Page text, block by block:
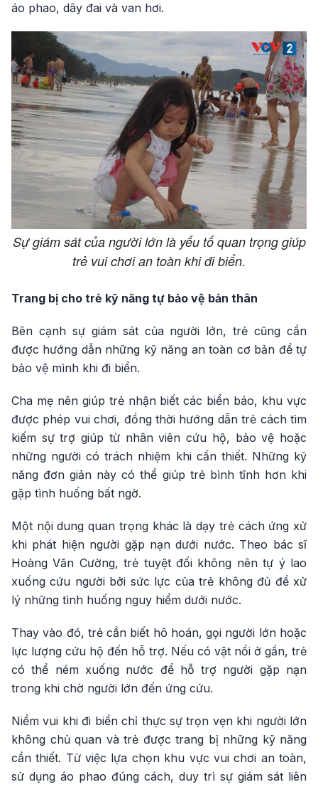
áo phao, dây đai và van hơi.
Sự giám sát của người lớn là yếu tố quan trọng giúp
trẻ vui chơi an toàn khi đi biển.
Trang bị cho trẻ kỹ năng tự bảo vệ bản thân
Bên cạnh sự giám sát của người lớn, trẻ cũng cần
được hướng dẫn những kỹ năng an toàn cơ bản để tự
bảo vệ mình khi đi biển.
Cha mẹ nên giúp trẻ nhận biết các biển báo, khu vực
được phép vui chơi, đồng thời hướng dẫn trẻ cách tìm
kiếm sự trợ giúp từ nhân viên cứu hộ, bảo vệ hoặc
những người có trách nhiệm khi cần thiết. Những kỹ
năng đơn giản này có thể giúp trẻ bình tĩnh hơn khi
gặp tình huống bất ngờ.
Một nội dung quan trọng khác là dạy trẻ cách ứng xử
khi phát hiện người gặp nạn dưới nước. Theo bác sĩ
Hoàng Văn Cường, trẻ tuyệt đối không nên tự ý lao
xuống cứu người bởi sức lực của trẻ không đủ để xử
lý những tình huống nguy hiểm dưới nước.
Thay vào đó, trẻ cần biết hô hoán, gọi người lớn hoặc
lực lượng cứu hộ đến hỗ trợ. Nếu có vật nổi ở gần, trẻ
có thể ném xuống nước để hỗ trợ người gặp nạn
trong khi chờ người lớn đến ứng cứu.
Niềm vui khi đi biển chỉ thực sự trọn vẹn khi người lớn
không chủ quan và trẻ được trang bị những kỹ năng
cần thiết. Từ việc lựa chọn khu vực vui chơi an toàn,
sử dụng áo phao đúng cách, duy trì sự giám sát liên